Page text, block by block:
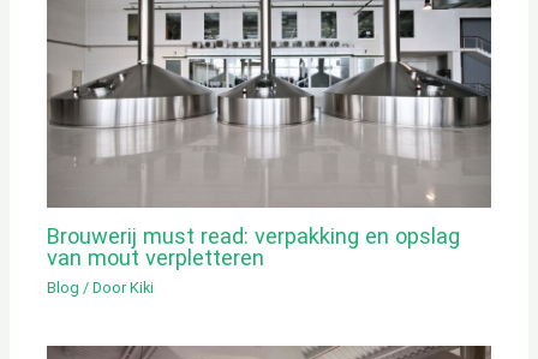
Brouwerij must read: verpakking en opslag
van mout verpletteren
Blog / DoorKiki